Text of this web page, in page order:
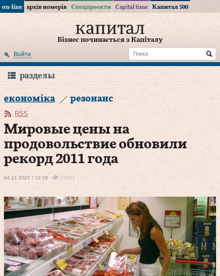
on-line архів номерів Спецпроекти Capital time Капитал 500
Бізнес починається з Капіталу
Войти
разделы
економіка резонанс
RSS
Мировые цены на
продовольствие обновили
рекорд 2011 года
04.11.2021 / 12:16 22301